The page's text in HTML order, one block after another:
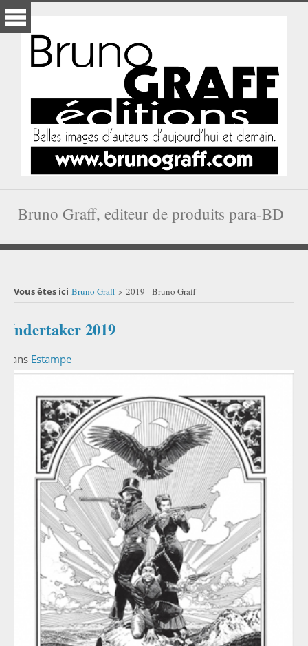
Bruno Graff, editeur de produits para-BD
Vous êtes ici Bruno Graff > 2019 - Bruno Graff
Undertaker 2019
Dans Estampe